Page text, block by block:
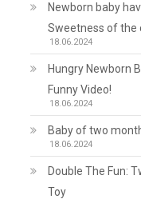
Newborn baby
Sweetness of the
18.06.2024
Hungry Newborn
Funny Video!
18.06.2024
Baby of two
18.06.2024
Double The Fun:
Toy